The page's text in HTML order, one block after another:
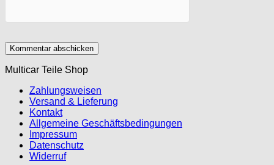
Multicar Teile Shop
Zahlungsweisen
Versand & Lieferung
Kontakt
Allgemeine Geschäftsbedingungen
Impressum
Datenschutz
Widerruf